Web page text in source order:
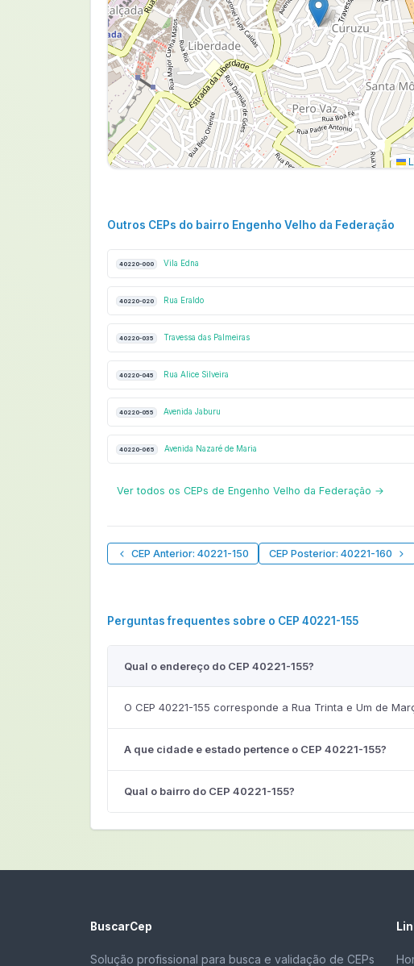
Outros CEPs do bairro Engenho Velho da Federação
40220-000 Vila Edna
40220-020 Rua Eraldo
40220-035 Travessa das Palmeiras
40220-045 Rua Alice Silveira
40220-055 Avenida Jaburu
40220-065 Avenida Nazaré de Maria
Ver todos os CEPs de Engenho Velho da Federação →
CEP Anterior: 40221-150 CEP Posterior: 40221-160
Perguntas frequentes sobre o CEP 40221-155
Qual o endereço do CEP 40221-155?
O CEP 40221-155 corresponde a Rua Trinta e Um de
A que cidade e estado pertence o CEP 40221-155?
Qual o bairro do CEP 40221-155?
BuscarCep
Solução profissional para busca e validação de CEPs